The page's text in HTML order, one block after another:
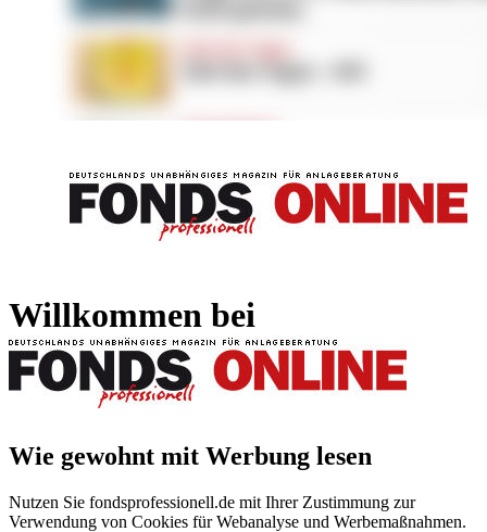
Willkommen bei
Wie gewohnt mit Werbung lesen
Nutzen Sie fondsprofessionell.de mit Ihrer Zustimmung zur
Verwendung von Cookies für Webanalyse und Werbemaßnahmen.